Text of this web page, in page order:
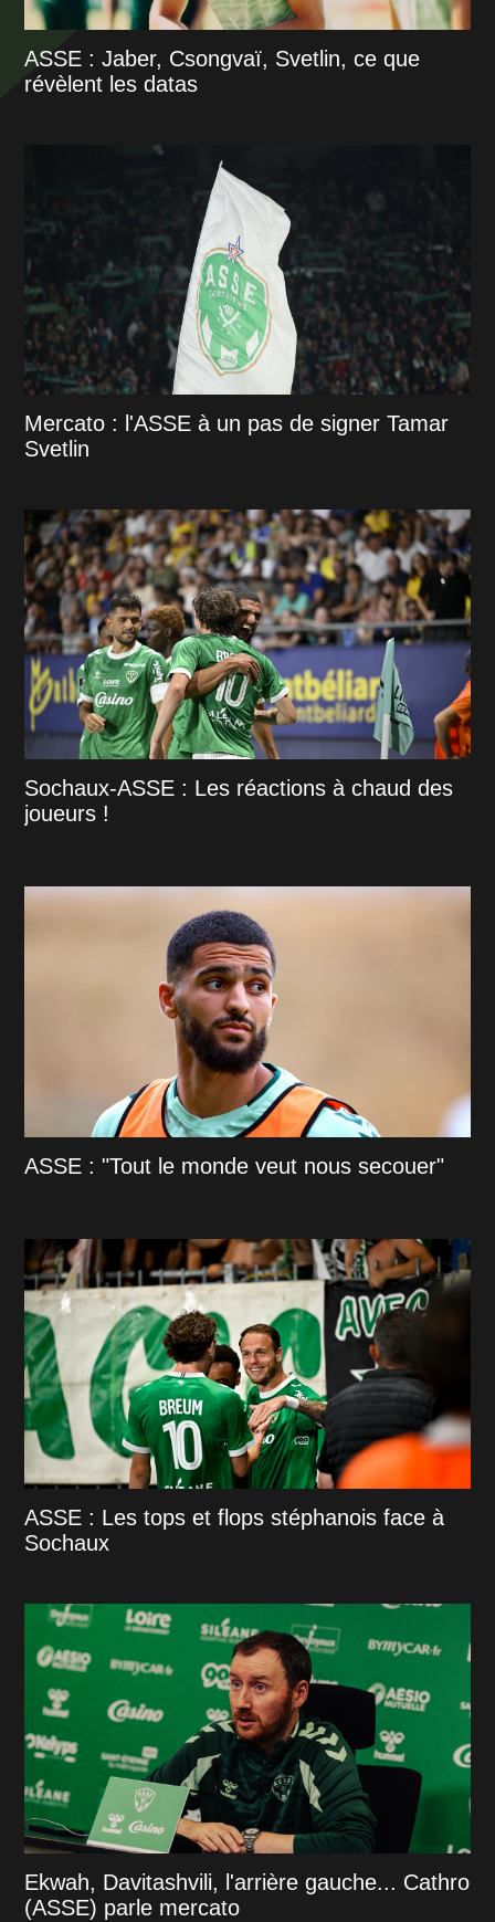
ASSE : Jaber, Csongvaï, Svetlin, ce que
révèlent les datas
Mercato : l'ASSE à un pas de signer Tamar
Svetlin
Sochaux-ASSE : Les réactions à chaud des
joueurs !
ASSE : "Tout le monde veut nous secouer"
ASSE : Les tops et flops stéphanois face à
Sochaux
Ekwah, Davitashvili, l'arrière gauche... Cathro
(ASSE) parle mercato